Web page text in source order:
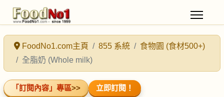
FoodNo1.com主頁 855 系統
食物園 (食材500+)
全脂奶 (Whole milk)
「訂閱內容」專區>> 立即訂閱！